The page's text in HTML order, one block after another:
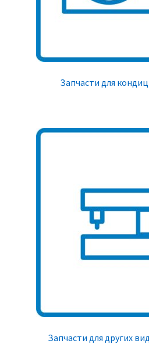
Запчасти для
Запчасти для других